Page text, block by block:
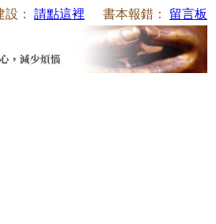
： 請點這裡 書本報錯： 留言板